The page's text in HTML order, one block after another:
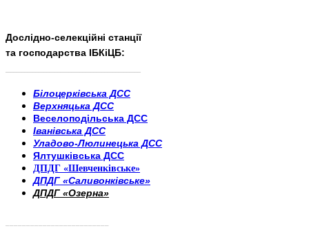
Дослідно-селекційні станції
та господарства ІБКіЦБ:
Білоцерківська ДСС
Верхняцька ДСС
Веселоподільська ДСС
Іванівська ДСС
Уладово-Люлинецька ДСС
Ялтушківська ДСС
ДПДГ «Шевченківське»
ДПДГ «Саливонківське»
ДПДГ «Озерна»